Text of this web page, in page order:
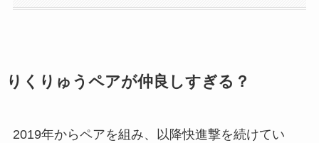
りくりゅうペアが仲良しすぎる？
2019年からペアを組み、以降快進撃を続けてい